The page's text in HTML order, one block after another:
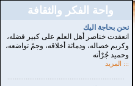
واحة الفكر والثقافة
نحن بحاجة اليك
انعقدت خناصر أهل العلم على كبير فضله،
وكريم خصاله، ودماثة أخلاقه، وجمّ تواضعه،
وحميد جُرْأته
::: المزيد